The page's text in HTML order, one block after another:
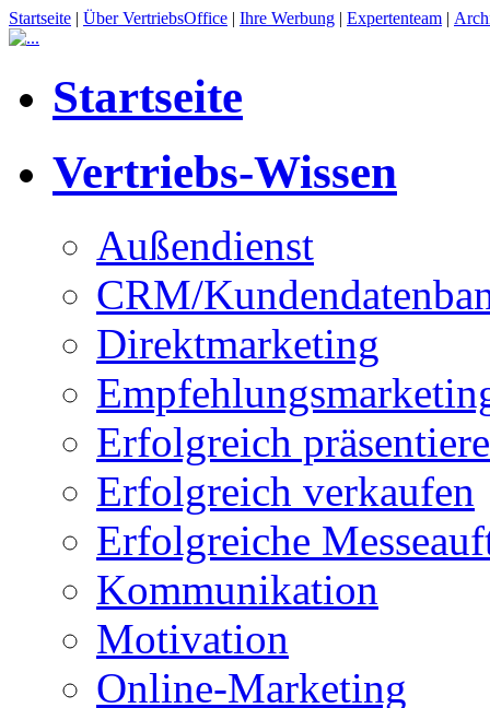
Startseite | Über VertriebsOffice | Ihre Werbung | Expertenteam |
Startseite
Vertriebs-Wissen
Außendienst
CRM/
Direktmarketing
Erfolgreich
Erfolgreich verkaufen
Erfolgreiche
Kommunikation
Motivation
Online-Marketing